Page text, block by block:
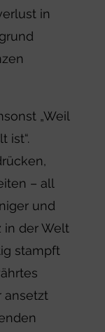
in
„Weil
ist“.
– all
und
in der Welt
stampft
ansetzt